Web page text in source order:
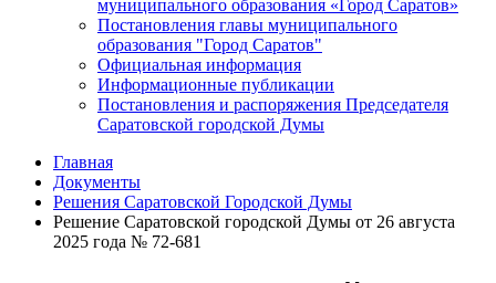
муниципального образования «Город Саратов»
Постановления главы муниципального
образования "Город Саратов"
Официальная информация
Информационные публикации
Постановления и распоряжения Председателя
Саратовской городской Думы
Главная
Документы
Решения Саратовской Городской Думы
Решение Саратовской городской Думы от 26 августа
2025 года № 72-681